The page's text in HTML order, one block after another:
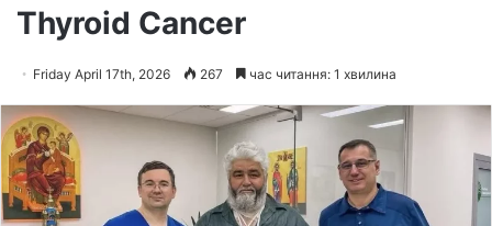
Thyroid Cancer
Friday April 17th, 2026 267 час читання: 1 хвилина